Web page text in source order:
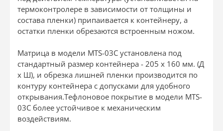
термоконтролере в зависимости от толщины и
состава пленки) припаивается к контейнеру, а
остатки пленки обрезаются встроенным ножом.
Матрица в модели MTS-03C установлена под
стандартный размер контейнера - 205 x 160 мм. (Д
x Ш), и обрезка лишней пленки производится по
контуру контейнера с допусками для удобного
открывания.Тефлоновое покрытие в модели MTS-
03C более устойчивое к механическим
воздействиям.